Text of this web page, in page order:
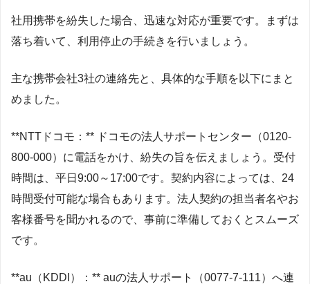
社用携帯を紛失した場合、迅速な対応が重要です。まずは
落ち着いて、利用停止の手続きを行いましょう。
主な携帯会社3社の連絡先と、具体的な手順を以下にまと
めました。
**NTTドコモ：** ドコモの法人サポートセンター（0120-
800-000）に電話をかけ、紛失の旨を伝えましょう。受付
時間は、平日9:00～17:00です。契約内容によっては、24
時間受付可能な場合もあります。法人契約の担当者名やお
客様番号を聞かれるので、事前に準備しておくとスムーズ
です。
**au（KDDI）：** auの法人サポート（0077-7-111）へ連